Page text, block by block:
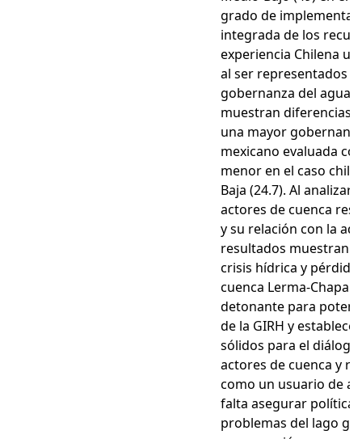
grado de
integrada de los
experiencia Chilena
al ser representados
gobernanza del agua
muestran diferencias
una mayor
mexicano evaluada
menor en el caso
Baja (24.7). Al analizar
actores de cuenca
y su relación con la
resultados muestran
crisis hídrica y pérdida
cuenca Lerma-
detonante para
de la GIRH y
sólidos para el
actores de cuenca y
como un usuario de
falta asegurar
problemas del lago